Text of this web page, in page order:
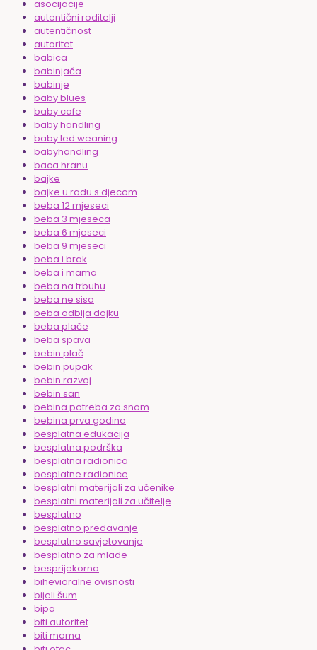
asocijacije
autentični roditelji
autentičnost
autoritet
babica
babinjača
babinje
baby blues
baby cafe
baby handling
baby led weaning
babyhandling
baca hranu
bajke
bajke u radu s djecom
beba 12 mjeseci
beba 3 mjeseca
beba 6 mjeseci
beba 9 mjeseci
beba i brak
beba i mama
beba na trbuhu
beba ne sisa
beba odbija dojku
beba plače
beba spava
bebin plač
bebin pupak
bebin razvoj
bebin san
bebina potreba za snom
bebina prva godina
besplatna edukacija
besplatna podrška
besplatna radionica
besplatne radionice
besplatni materijali za učenike
besplatni materijali za učitelje
besplatno
besplatno predavanje
besplatno savjetovanje
besplatno za mlade
besprijekorno
bihevioralne ovisnosti
bijeli šum
bipa
biti autoritet
biti mama